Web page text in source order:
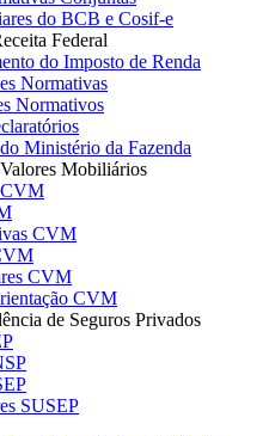
do BCB e Cosif-e
Federal
do Imposto de Renda
Normativas
Normativos
Ministério da Fazenda
Mobiliários
CVM
CVM
CVM
CVM
de Seguros Privados
SUSEP